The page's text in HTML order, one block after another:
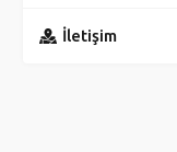
İletişim